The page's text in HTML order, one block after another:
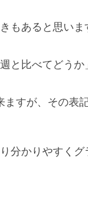
もあると思いま
と比べてどう
すが、その表
分かりやすくグ